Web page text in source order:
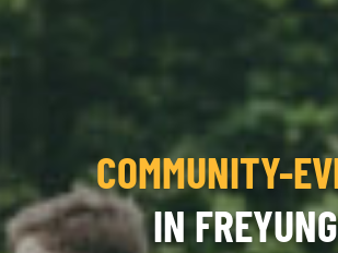
COMMUNITY-
IN FREYUNG